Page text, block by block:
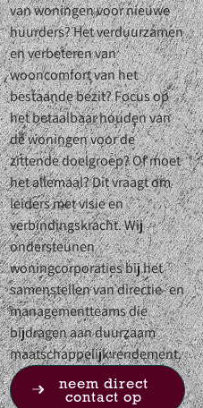
van woningen voor nieuwe
huurders? Het verduurzamen
en verbeteren van
wooncomfort van het
bestaande bezit? Focus op
het betaalbaar houden van
de woningen voor de
zittende doelgroep? Of moet
het allemaal? Dit vraagt om
leiders met visie en
verbindingskracht. Wij
ondersteunen
woningcorporaties bij het
samenstellen van directie- en
managementteams die
bijdragen aan duurzaam
maatschappelijk rendement.
neem direct
contact op